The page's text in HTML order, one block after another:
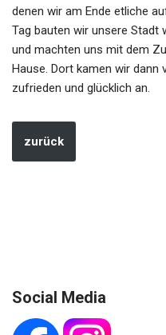
denen wir am Ende etliche
Tag bauten wir unsere Stadt
und machten uns mit dem
Hause. Dort kamen wir dann
zufrieden und glücklich an.
zurück
Social Media